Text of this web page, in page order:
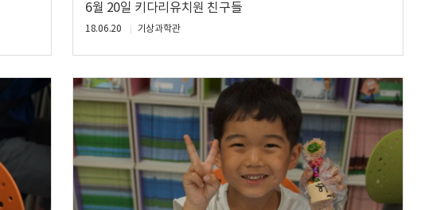
6월 20일 키다리유치원 친구들
18.06.20 기상과학관